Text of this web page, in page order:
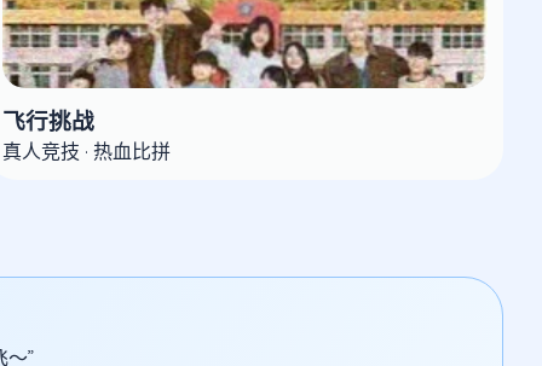
飞行挑战
真人竞技 · 热血比拼
”